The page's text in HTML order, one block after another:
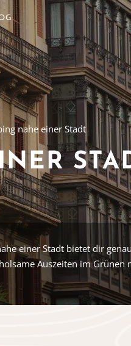
nahe einer Stadt
einer Stadt bietet dir
Auszeiten im